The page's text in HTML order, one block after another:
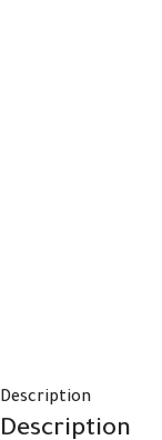
Description
Description